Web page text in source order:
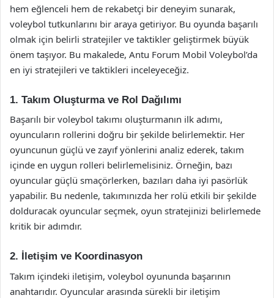
hem eğlenceli hem de rekabetçi bir deneyim sunarak,
voleybol tutkunlarını bir araya getiriyor. Bu oyunda başarılı
olmak için belirli stratejiler ve taktikler geliştirmek büyük
önem taşıyor. Bu makalede, Antu Forum Mobil Voleybol’da
en iyi stratejileri ve taktikleri inceleyeceğiz.
1. Takım Oluşturma ve Rol Dağılımı
Başarılı bir voleybol takımı oluşturmanın ilk adımı,
oyuncuların rollerini doğru bir şekilde belirlemektir. Her
oyuncunun güçlü ve zayıf yönlerini analiz ederek, takım
içinde en uygun rolleri belirlemelisiniz. Örneğin, bazı
oyuncular güçlü smaçörlerken, bazıları daha iyi pasörlük
yapabilir. Bu nedenle, takımınızda her rolü etkili bir şekilde
dolduracak oyuncular seçmek, oyun stratejinizi belirlemede
kritik bir adımdır.
2. İletişim ve Koordinasyon
Takım içindeki iletişim, voleybol oyununda başarının
anahtarıdır. Oyuncular arasında sürekli bir iletişim